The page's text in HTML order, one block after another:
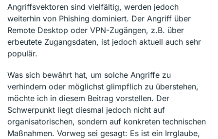
Angriffsvektoren sind vielfältig, werden jedoch
weiterhin von Phishing dominiert. Der Angriff über
Remote Desktop oder VPN-Zugängen, z.B. über
erbeutete Zugangsdaten, ist jedoch aktuell auch sehr
populär.
Was sich bewährt hat, um solche Angriffe zu
verhindern oder möglichst glimpflich zu überstehen,
möchte ich in diesem Beitrag vorstellen. Der
Schwerpunkt liegt diesmal jedoch nicht auf
organisatorischen, sondern auf konkreten technischen
Maßnahmen. Vorweg sei gesagt: Es ist ein Irrglaube,